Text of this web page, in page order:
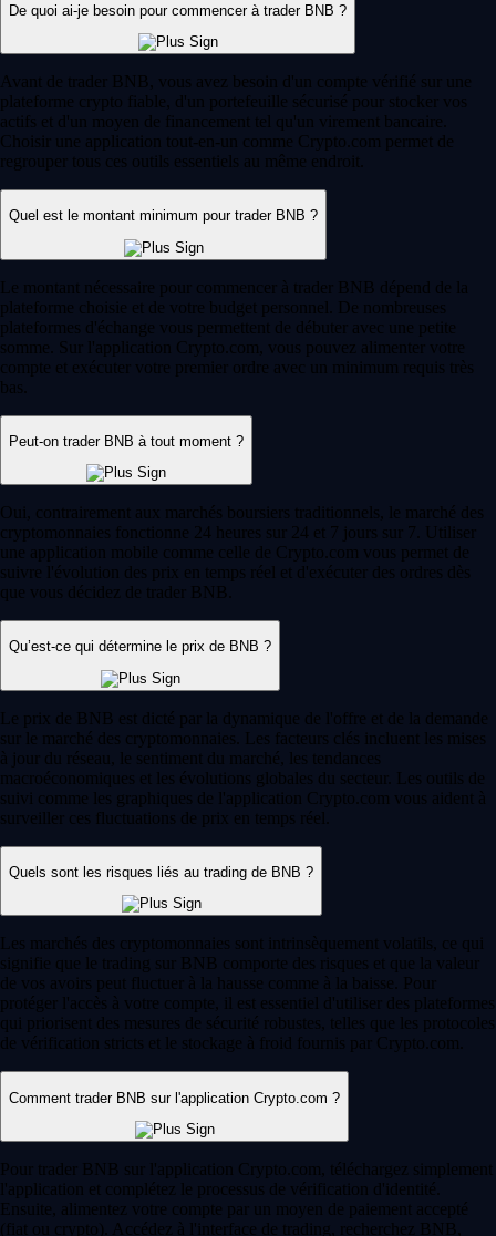
De quoi ai-je besoin pour commencer à trader BNB ?
Avant de trader BNB, vous avez besoin d'un compte vérifié sur une
plateforme crypto fiable, d'un portefeuille sécurisé pour stocker vos
actifs et d'un moyen de financement tel qu'un virement bancaire.
Choisir une application tout-en-un comme Crypto.com permet de
regrouper tous ces outils essentiels au même endroit.
Quel est le montant minimum pour trader BNB ?
Le montant nécessaire pour commencer à trader BNB dépend de la
plateforme choisie et de votre budget personnel. De nombreuses
plateformes d'échange vous permettent de débuter avec une petite
somme. Sur l'application Crypto.com, vous pouvez alimenter votre
compte et exécuter votre premier ordre avec un minimum requis très
bas.
Peut-on trader BNB à tout moment ?
Oui, contrairement aux marchés boursiers traditionnels, le marché des
cryptomonnaies fonctionne 24 heures sur 24 et 7 jours sur 7. Utiliser
une application mobile comme celle de Crypto.com vous permet de
suivre l'évolution des prix en temps réel et d'exécuter des ordres dès
que vous décidez de trader BNB.
Qu’est-ce qui détermine le prix de BNB ?
Le prix de BNB est dicté par la dynamique de l'offre et de la demande
sur le marché des cryptomonnaies. Les facteurs clés incluent les mises
à jour du réseau, le sentiment du marché, les tendances
macroéconomiques et les évolutions globales du secteur. Les outils de
suivi comme les graphiques de l'application Crypto.com vous aident à
surveiller ces fluctuations de prix en temps réel.
Quels sont les risques liés au trading de BNB ?
Les marchés des cryptomonnaies sont intrinsèquement volatils, ce qui
signifie que le trading sur BNB comporte des risques et que la valeur
de vos avoirs peut fluctuer à la hausse comme à la baisse. Pour
protéger l'accès à votre compte, il est essentiel d'utiliser des plateformes
qui priorisent des mesures de sécurité robustes, telles que les protocoles
de vérification stricts et le stockage à froid fournis par Crypto.com.
Comment trader BNB sur l'application Crypto.com ?
Pour trader BNB sur l'application Crypto.com, téléchargez simplement
l'application et complétez le processus de vérification d'identité.
Ensuite, alimentez votre compte par un moyen de paiement accepté
(fiat ou crypto). Accédez à l'interface de trading, recherchez BNB,